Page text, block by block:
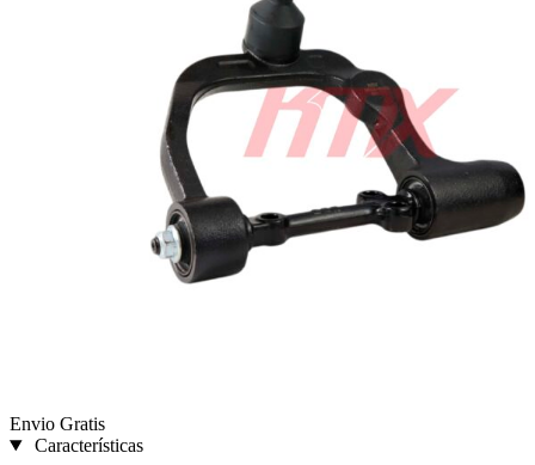
Envio Gratis
Características